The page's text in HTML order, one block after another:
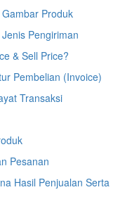
Produk
Pengiriman
& Sell Price?
Pembelian (Invoice)
Transaksi
Pesanan
Hasil Penjualan Serta